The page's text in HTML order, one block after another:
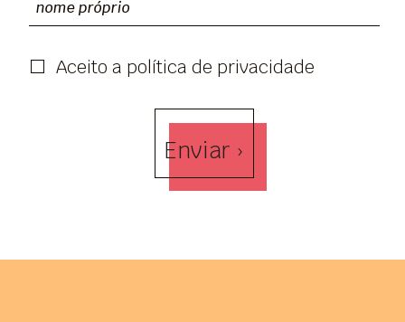
Aceito a política de privacidade
Enviar ›